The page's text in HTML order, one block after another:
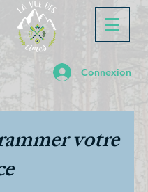
Connexion
votre